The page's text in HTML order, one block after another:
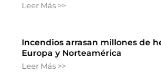
Leer Más >>
Incendios arrasan millones de
Europa y Norteamérica
Leer Más >>